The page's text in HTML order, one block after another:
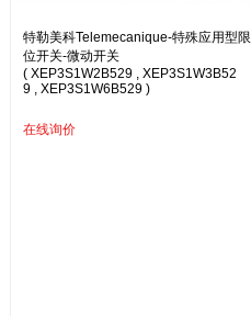
特勒美科Telemecanique-特殊应用型限
位开关-微动开关
( XEP3S1W2B529 , XEP3S1W3B52
9 , XEP3S1W6B529 )
在线询价